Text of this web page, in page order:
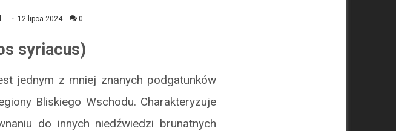
12 lipca 2024 0
syriacus)
jednym z mniej znanych podgatunków
Bliskiego Wschodu. Charakteryzuje
do innych niedźwiedzi brunatnych